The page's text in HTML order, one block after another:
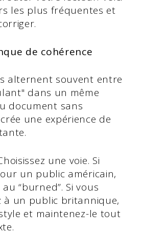
les plus fréquentes et
de cohérence
alternent souvent entre
dans un même
document sans
une expérience de
une voie. Si
un public américain,
“burned”. Si vous
à un public britannique,
et maintenez-le tout